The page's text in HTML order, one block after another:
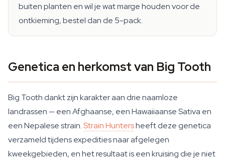
buiten planten en wil je wat marge houden voor de
ontkieming, bestel dan de 5-pack.
Genetica en herkomst van Big Tooth
Big Tooth dankt zijn karakter aan drie naamloze
landrassen — een Afghaanse, een Hawaiiaanse Sativa en
een Nepalese strain.Strain Huntersheeft deze genetica
verzameld tijdens expedities naar afgelegen
kweekgebieden, en het resultaat is een kruising die je niet